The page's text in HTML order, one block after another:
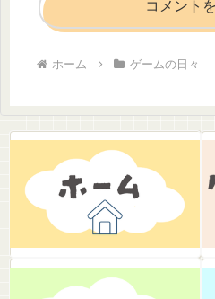
コメント
ホーム ゲームの日々